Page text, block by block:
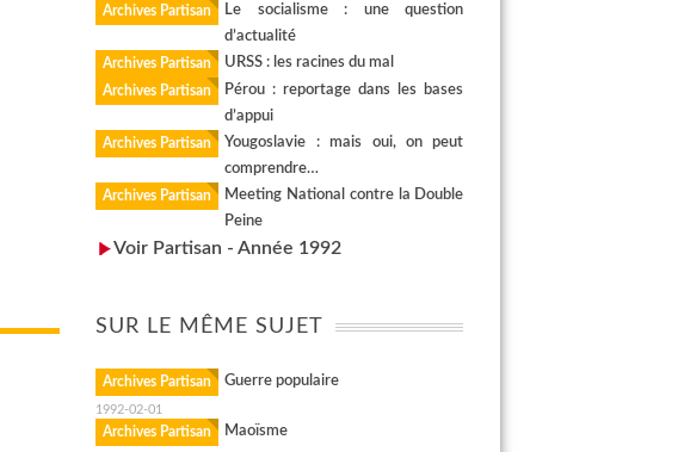
Archives Partisan
Le socialisme : une question
d’actualité
Archives Partisan URSS : les racines du mal
Archives Partisan
Pérou : reportage dans les bases
d’appui
Archives Partisan
Yougoslavie : mais oui, on peut
comprendre…
Archives Partisan
Meeting National contre la Double
Peine
Voir Partisan - Année 1992
SUR LE MÊME SUJET
Archives Partisan Guerre populaire
1992-02-01
Archives Partisan Maoïsme